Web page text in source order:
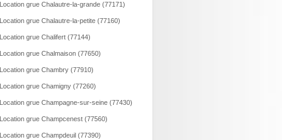
Location grue Chalautre-la-grande (77171)
Location grue Chalautre-la-petite (77160)
Location grue Chalifert (77144)
Location grue Chalmaison (77650)
Location grue Chambry (77910)
Location grue Chamigny (77260)
Location grue Champagne-sur-seine (77430)
Location grue Champcenest (77560)
Location grue Champdeuil (77390)